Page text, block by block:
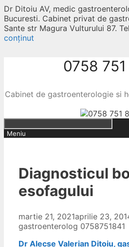
Dr Ditoiu AV, medic
Bucuresti. Cabinet privat de
Sante str Magura Vulturului 87.
conținut
0758 751
Cabinet de gastroenterologie si
Meniu
Diagnosticul
esofagului
martie 21, 2021aprilie 23,
gastroenterolog 0758751841
Dr Alecse Valerian Ditoiu,